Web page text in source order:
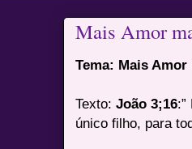
Mais Amor
Tema: Mais Amor
Texto:João 3;16
único filho, para